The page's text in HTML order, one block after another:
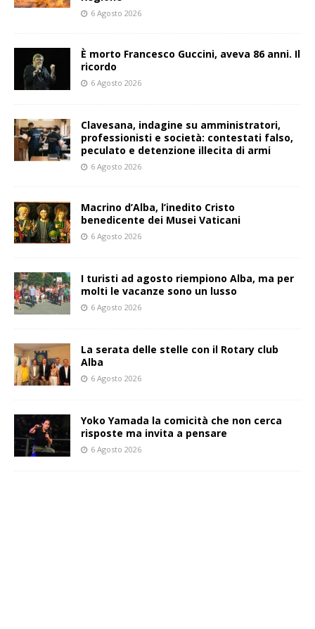
6 Agosto 2026
È morto Francesco Guccini, aveva 86 anni. Il
ricordo
6 Agosto 2026
Clavesana, indagine su amministratori,
professionisti e società: contestati falso,
peculato e detenzione illecita di armi
6 Agosto 2026
Macrino d’Alba, l’inedito Cristo
benedicente dei Musei Vaticani
6 Agosto 2026
I turisti ad agosto riempiono Alba, ma per
molti le vacanze sono un lusso
6 Agosto 2026
La serata delle stelle con il Rotary club
Alba
6 Agosto 2026
Yoko Yamada la comicità che non cerca
risposte ma invita a pensare
6 Agosto 2026